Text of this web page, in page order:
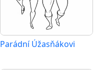
Parádní Úžasňákovi